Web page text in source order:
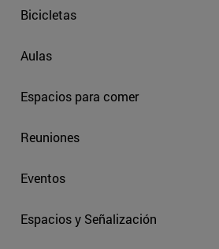
Bicicletas
Aulas
Espacios para comer
Reuniones
Eventos
Espacios y Señalización